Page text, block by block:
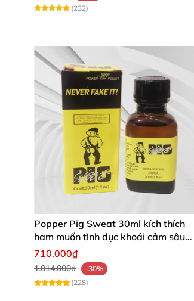
(232)
Popper Pig Sweat 30ml kích thích
ham muốn tình dục khoái cảm sâu
cộng đồng LGBT
710.000₫
1.014.000₫
-30%
(228)